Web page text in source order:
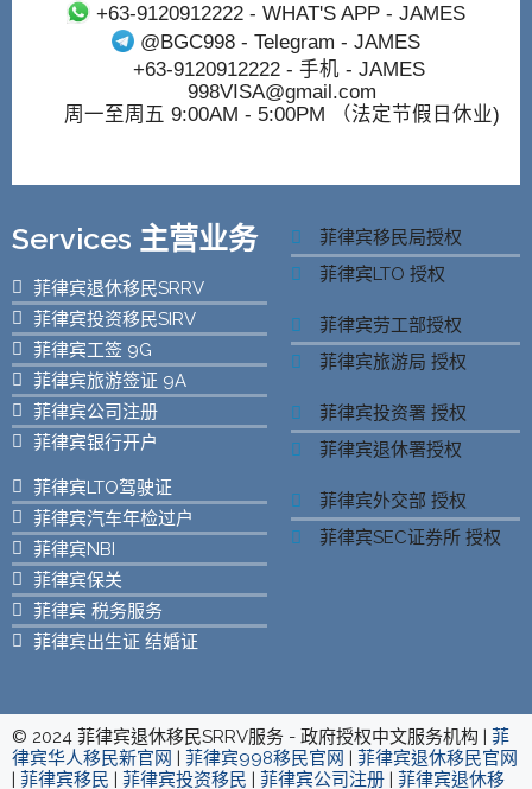
+63-9120912222- WHAT'S APP - JAMES
@BGC998 - Telegram - JAMES
+63-9120912222- 手机 - JAMES
998VISA@gmail.com
周一至周五 9:00AM - 5:00PM （法定节假日休业)
Services 主营业务
菲律宾退休移民SRRV
菲律宾投资移民SIRV
菲律宾工签 9G
菲律宾旅游签证 9A
菲律宾公司注册
菲律宾银行开户
菲律宾LTO驾驶证
菲律宾汽车年检过户
菲律宾NBI
菲律宾保关
菲律宾 税务服务
菲律宾出生证 结婚证
菲律宾移民局授权
菲律宾LTO 授权
菲律宾劳工部授权
菲律宾旅游局 授权
菲律宾投资署 授权
菲律宾退休署授权
菲律宾外交部 授权
菲律宾SEC证券所 授权
© 2024 菲律宾退休移民SRRV服务 - 政府授权中文服务机构 | 菲
律宾华人移民新官网
菲律宾998移民官网
菲律宾退休移民官网
菲律宾移民 菲律宾投资移民 菲律宾公司注册 菲律宾退休移